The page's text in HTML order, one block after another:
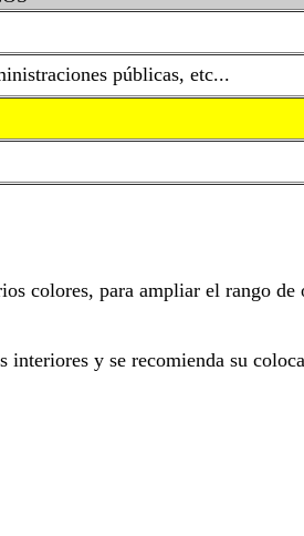
públicas, etc...
colores, para ampliar el rango de
y se recomienda su